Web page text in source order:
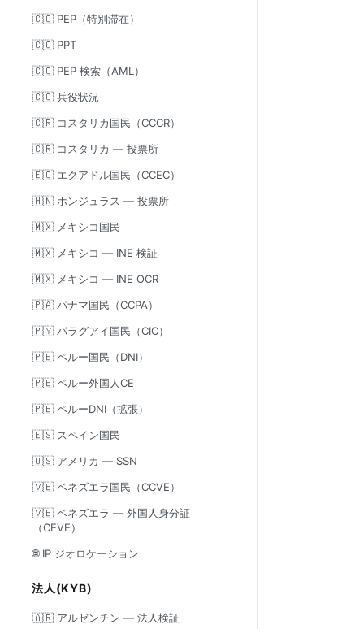
🇨🇴 PEP（特別滞在）
🇨🇴 PPT
🇨🇴 PEP 検索（AML）
🇨🇴 兵役状況
🇨🇷 コスタリカ国民（CCCR）
🇨🇷 コスタリカ — 投票所
🇪🇨 エクアドル国民（CCEC）
🇭🇳 ホンジュラス — 投票所
🇲🇽 メキシコ国民
🇲🇽 メキシコ — INE 検証
🇲🇽 メキシコ — INE OCR
🇵🇦 パナマ国民（CCPA）
🇵🇾 パラグアイ国民（CIC）
🇵🇪 ペルー国民（DNI）
🇵🇪 ペルー外国人CE
🇵🇪 ペルーDNI（拡張）
🇪🇸 スペイン国民
🇺🇸 アメリカ — SSN
🇻🇪 ベネズエラ国民（CCVE）
🇻🇪 ベネズエラ — 外国人身分証
（CEVE）
🌐 IP ジオロケーション
法人(KYB)
🇦🇷 アルゼンチン — 法人検証